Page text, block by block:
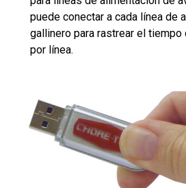
puede conectar a cada línea de
gallinero para rastrear el tiempo
por línea.